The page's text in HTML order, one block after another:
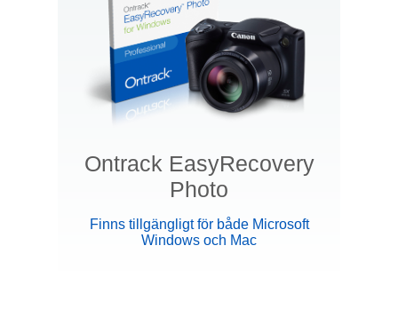
Ontrack EasyRecovery
Photo
Finns tillgängligt för både Microsoft
Windows och Mac